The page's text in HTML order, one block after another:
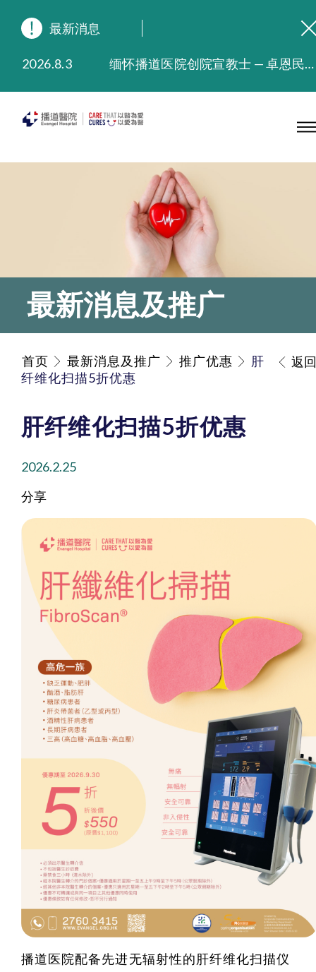
最新消息
2026.8.3
缅怀播道医院创院宣教士 — 卓恩民医生香港追思会
2025.9.23
本院在暴雨或台风警告信号 (包括黑色暴雨及8号或以上热带气旋警告信号) 下，仍会维持有限度服务。如有查询，可致电2711 5222。
2025.7.21
播道医院手机App已推出查阅病歷记录及求诊资料功能，请即下载
最新消息及推广
首页 最新消息及推广 推广优惠
肝
纤维化扫描5折优惠
返回
肝纤维化扫描5折优惠
2026.2.25
分享
播道医院配备先进无辐射性的肝纤维化扫描仪